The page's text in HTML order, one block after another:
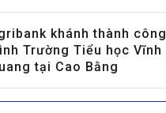
khánh thành công
Trường Tiểu học Vĩnh
tại Cao Bằng